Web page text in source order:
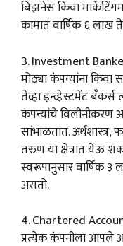
बिझनेस किंवा
कामात वार्षिक ६ लाख
3. Investment
मोठ्या कंपन्यांना
तेव्हा इन्व्हेस्टमेंट
कंपन्यांचे विलीनीकरण
सांभाळतात.
तरुण या क्षेत्रात येऊ
स्वरूपानुसार वार्षिक ३
असतो.
4. Chartered
प्रत्येक कंपनीला आपले